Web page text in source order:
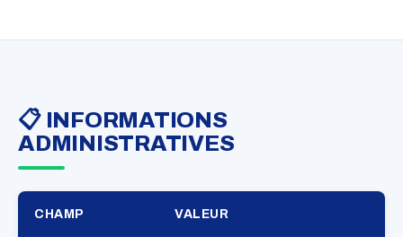
📋 INFORMATIONS
ADMINISTRATIVES
CHAMP VALEUR